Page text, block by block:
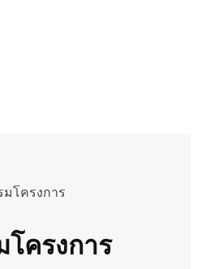
มโครงการ
โครงการ